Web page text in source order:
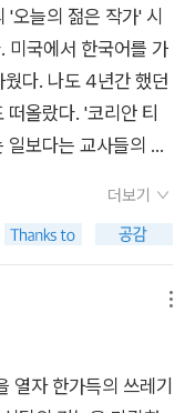
분노가 치밀지만...여
하지만 살아가야 함,
소리가 필요함을 절
결국 우리 사회를 '가
다.마치 선이가 학생
로 수업에 돌입했다.
'나쁘다'를 가르치
다'를 가르쳐야 했
스럽다'와 '모욕적이
이 그런 단어를 배울
'보다 '감격스럽다'가
말이 나왔는지는 알
지 않으나 결과적으로
지 못할 정도였다... 7
같은데 그것도 기
이 네 개네... 좀더 자
할 수 있는 게 없다. 6
추가하는 게 좀 부담
없으니 뭐..그동안 읽
시 찾아보고 싶지 않
서, 읽던 <좌파의 길
괴오똑을
를 마저 읽을 생각이
뒤에 붙어있고 - 매
중에 그 전문가의
이 많다. 전문가 인터
오늘의 젊은 작가' 시
미국에서 한국어를 가
다. 나도 4년간 했던
올랐다. '코리안 티
보다는 교사들의 처
것 가볍게 잘 버무린
외국인 노동자 생활,
것들도 많지만 문지
뻔하면 얼른 멈춘
임 렉쳐러 자리를 노
됐다가 당연한 듯 (영
더보기
열자 한가득의 쓰레기